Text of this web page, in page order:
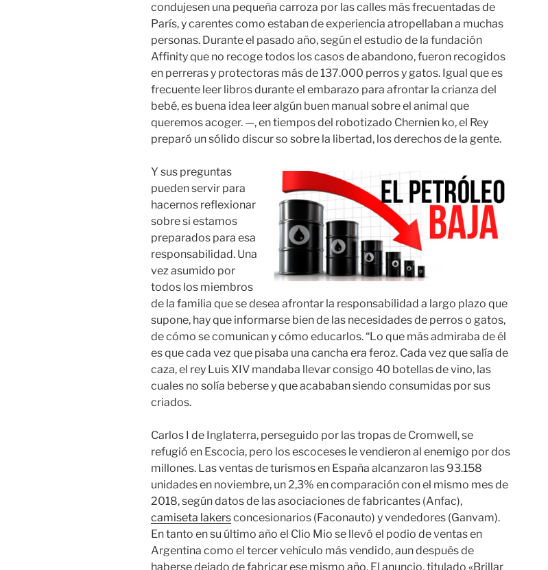
condujesen una pequeña carroza por las calles más frecuentadas de
París, y carentes como estaban de experiencia atropellaban a muchas
personas. Durante el pasado año, según el estudio de la fundación
Affinity que no recoge todos los casos de abandono, fueron recogidos
en perreras y protectoras más de 137.000 perros y gatos. Igual que es
frecuente leer libros durante el embarazo para afrontar la crianza del
bebé, es buena idea leer algún buen manual sobre el animal que
queremos acoger. —, en tiempos del robotizado Chernien ko, el Rey
preparó un sólido discur so sobre la libertad, los derechos de la gente.
Y sus preguntas
pueden servir para
hacernos reflexionar
sobre si estamos
preparados para esa
responsabilidad. Una
vez asumido por
todos los miembros
de la familia que se desea afrontar la responsabilidad a largo plazo que
supone, hay que informarse bien de las necesidades de perros o gatos,
de cómo se comunican y cómo educarlos. “Lo que más admiraba de él
es que cada vez que pisaba una cancha era feroz. Cada vez que salía de
caza, el rey Luis XIV mandaba llevar consigo 40 botellas de vino, las
cuales no solía beberse y que acababan siendo consumidas por sus
criados.
Carlos I de Inglaterra, perseguido por las tropas de Cromwell, se
refugió en Escocia, pero los escoceses le vendieron al enemigo por dos
millones. Las ventas de turismos en España alcanzaron las 93.158
unidades en noviembre, un 2,3% en comparación con el mismo mes de
2018, según datos de las asociaciones de fabricantes (Anfac),
camiseta lakersconcesionarios (Faconauto) y vendedores (Ganvam).
En tanto en su último año el Clio Mio se llevó el podio de ventas en
Argentina como el tercer vehículo más vendido, aun después de
haberse dejado de fabricar ese mismo año. El anuncio, titulado «Brillar